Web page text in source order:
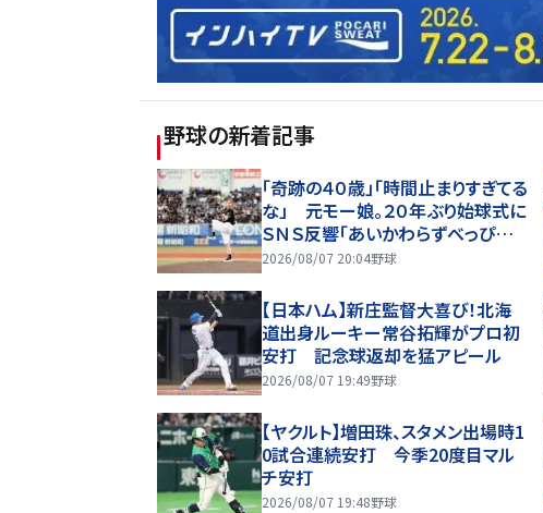
野球の新着記事
「奇跡の４０歳」「時間止まりすぎてる
な」 元モー娘。２０年ぶり始球式に
ＳＮＳ反響「あいかわらずべっぴんさ
んじゃのう」「お美しかった…」
2026/08/07 20:04野球
【日本ハム】新庄監督大喜び！北海
道出身ルーキー常谷拓輝がプロ初
安打 記念球返却を猛アピール
2026/08/07 19:49野球
【ヤクルト】増田珠、スタメン出場時1
0試合連続安打 今季20度目マル
チ安打
2026/08/07 19:48野球